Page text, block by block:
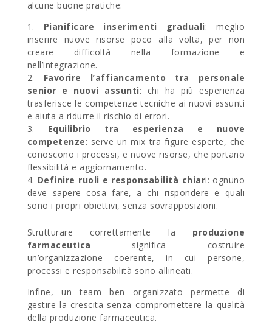
alcune buone pratiche:
Pianificare inserimenti graduali: meglio
inserire nuove risorse poco alla volta, per non
creare difficoltà nella formazione e
nell’integrazione.
Favorire l’affiancamento tra personale
senior e nuovi assunti: chi ha più esperienza
trasferisce le competenze tecniche ai nuovi assunti
e aiuta a ridurre il rischio di errori.
Equilibrio tra esperienza e nuove
competenze: serve un mix tra figure esperte, che
conoscono i processi, e nuove risorse, che portano
flessibilità e aggiornamento.
Definire ruoli e responsabilità chiari: ognuno
deve sapere cosa fare, a chi rispondere e quali
sono i propri obiettivi, senza sovrapposizioni.
Strutturare correttamente la produzione
farmaceutica significa costruire
un’organizzazione coerente, in cui persone,
processi e responsabilità sono allineati.
Infine, un team ben organizzato permette di
gestire la crescita senza compromettere la qualità
della produzione farmaceutica.